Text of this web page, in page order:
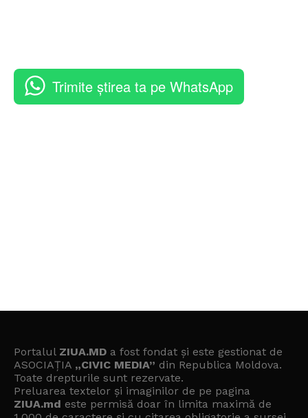
Trimite știrea ta pe WhatsApp
Portalul ZIUA.MD a fost fondat și este gestionat de
ASOCIAȚIA „CIVIC MEDIA” din Republica Moldova.
Toate drepturile sunt rezervate.
Preluarea textelor și imaginilor de pe pagina
ZIUA.md este permisă doar în limita maximă de